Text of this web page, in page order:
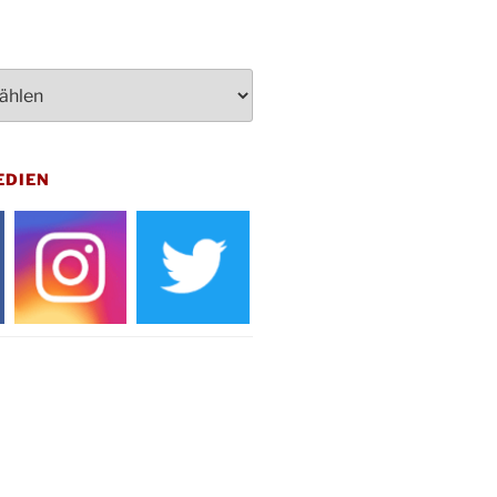
im Ev. Gemeindehaus von 14-
des Honterus Chors im
um 19:00 Uhr
im Ev. Gemeindehaus von